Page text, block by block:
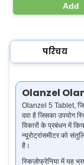
Add
परिचय
Olanzel
Olanzel 5 Tablet,
दवा है जिसका उपयोग
विकारों के प्रबंधन में
न्यूरोट्रांसमीटर को
है।
स्किज़ोफ्रेनिया में यह